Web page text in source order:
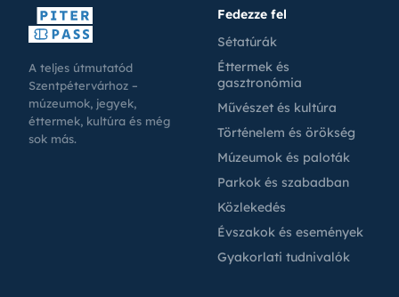
A teljes útmutatód
Szentpétervárhoz –
múzeumok, jegyek,
éttermek, kultúra és még
sok más.
Fedezze fel
Sétatúrák
Éttermek és
gasztronómia
Művészet és kultúra
Történelem és örökség
Múzeumok és paloták
Parkok és szabadban
Közlekedés
Évszakok és események
Gyakorlati tudnivalók